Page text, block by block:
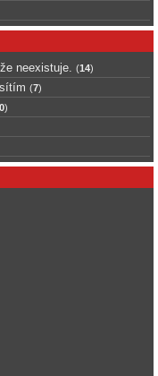
neexistuje. (14)
(7)
)